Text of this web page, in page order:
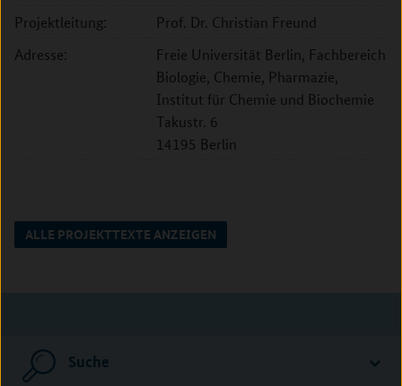
Projektleitung:
Prof. Dr. Christian Freund
Adresse:
Freie Universität Berlin, Fachbereich
Biologie, Chemie, Pharmazie,
Institut für Chemie und Biochemie
Takustr. 6
14195 Berlin
ALLE PROJEKTTEXTE ANZEIGEN
Suche